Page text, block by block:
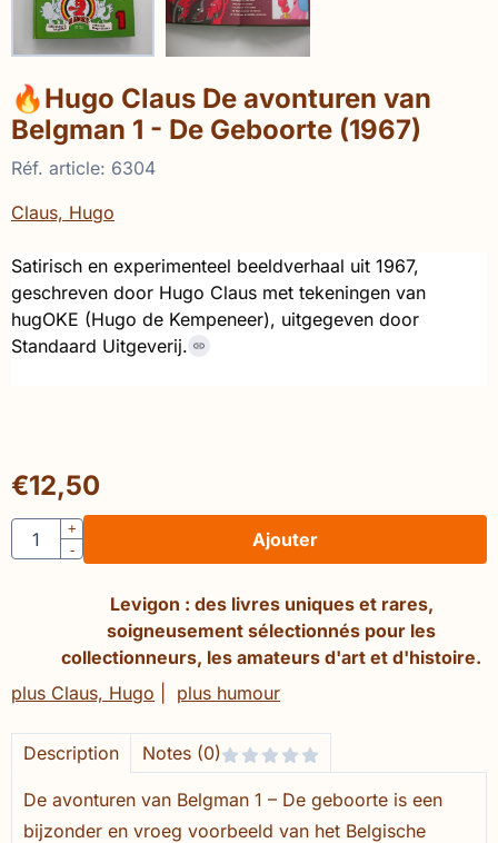
🔥Hugo Claus De avonturen van
Belgman 1 - De Geboorte (1967)
Réf. article: 6304
Claus, Hugo
Satirisch en experimenteel beeldverhaal uit 1967,
geschreven door Hugo Claus met tekeningen van
hugOKE (Hugo de Kempeneer), uitgegeven door
Standaard Uitgeverij.
€12,50
Quantité
+
-
Ajouter
Levigon : des livres uniques et rares,
soigneusement sélectionnés pour les
collectionneurs, les amateurs d'art et d'histoire.
plus Claus, Hugo
plus humour
Description Notes (0)
De avonturen van Belgman 1 – De geboorte is een
bijzonder en vroeg voorbeeld van het Belgische